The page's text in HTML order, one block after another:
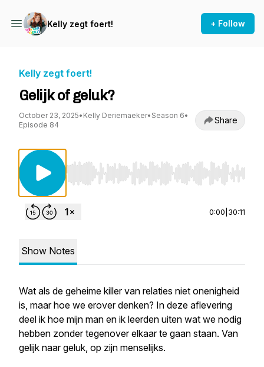
Kelly zegt foert! + Follow
Kelly zegt foert!
Gelijk of geluk?
October 23, 2025• Kelly Deriemaeker• Season 6•
Episode 84
Share
Use Left/Right to seek, Home/End to jump to
0:00 30:11
Show Notes
Wat als de geheime killer van relaties niet onenigheid
is, maar hoe we erover denken? In deze aflevering
deel ik hoe mijn man en ik leerden uiten wat we nodig
hebben zonder tegenover elkaar te gaan staan. Van
gelijk naar geluk, op zijn menselijks.